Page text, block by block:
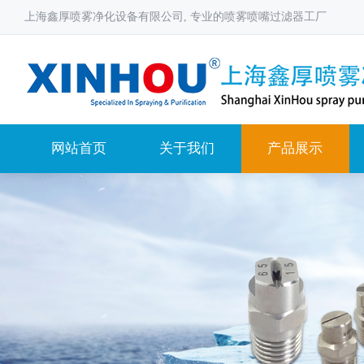
上海鑫厚喷雾净化设备有限公司, 专业的喷雾喷嘴过滤器工厂
网站首页 关于我们 产品展示